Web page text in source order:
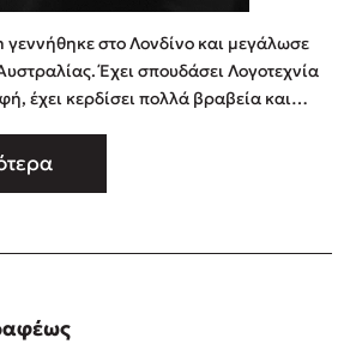
το συνιστώ χωρίς σκέψη, με
ολοκληρωμένους-γήινους-
ενδιαφέρουσα υπόθεση.
και μεγάλωσε
Λογοτεχνία
έχει κερδίσει πολλά βραβεία και
της και τα δύο τους παιδιά. Από τις
τα βιβλία της Ο λόφος με τα